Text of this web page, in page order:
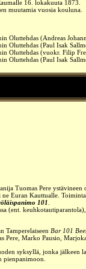
16. lokakuuta 1873.
muutamia vuosia kouluna.
Oluttehdas (Andreas
Oluttehdas (Paul Isak
Oluttehdas (vuokr. Filip
Oluttehdas (Paul Isak
Tuomas Pere
Euran Kauttualle.
101
(ent.
Tamperelaiseen Bar 101
Pere, Marko Pausio,
syksyllä, jonka jälkeen
pienpanimoon.